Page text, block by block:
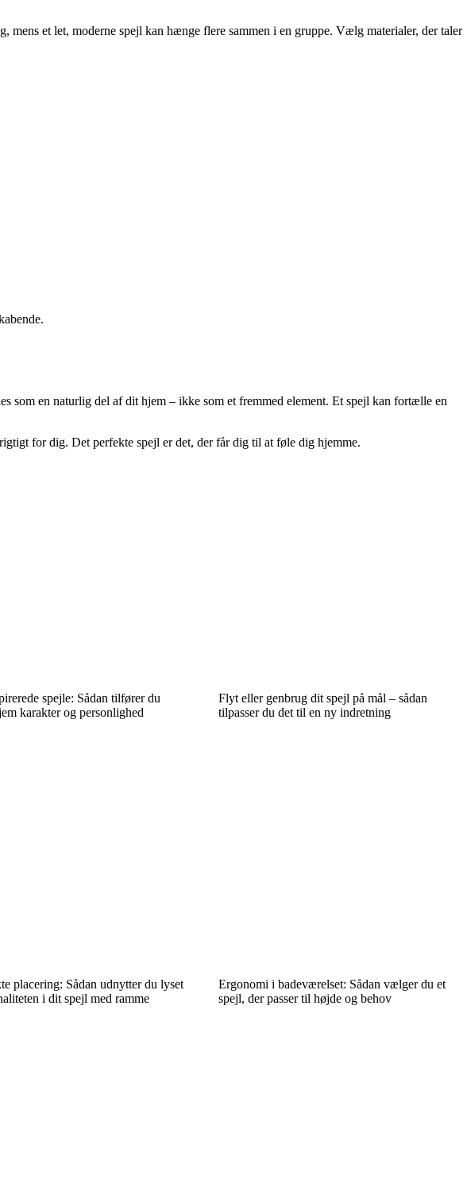
et let, moderne spejl kan hænge flere sammen i en gruppe. Vælg materialer, der taler
som en naturlig del af dit hjem – ikke som et fremmed element. Et spejl kan fortælle en
for dig. Det perfekte spejl er det, der får dig til at føle dig hjemme.
spejle: Sådan tilfører du
karakter og personlighed
Flyt eller genbrug dit spejl på mål – sådan
tilpasser du det til en ny indretning
placering: Sådan udnytter du lyset
i dit spejl med ramme
Ergonomi i badeværelset: Sådan vælger du et
spejl, der passer til højde og behov